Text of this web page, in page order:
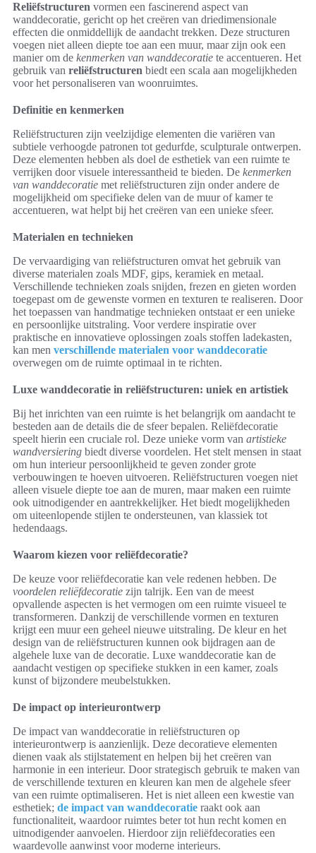
Reliëfstructuren vormen een fascinerend aspect van
wanddecoratie, gericht op het creëren van driedimensionale
effecten die onmiddellijk de aandacht trekken. Deze structuren
voegen niet alleen diepte toe aan een muur, maar zijn ook een
manier om de kenmerken van wanddecoratie te accentueren. Het
gebruik van reliëfstructuren biedt een scala aan mogelijkheden
voor het personaliseren van woonruimtes.
Definitie en kenmerken
Reliëfstructuren zijn veelzijdige elementen die variëren van
subtiele verhoogde patronen tot gedurfde, sculpturale ontwerpen.
Deze elementen hebben als doel de esthetiek van een ruimte te
verrijken door visuele interessantheid te bieden. De kenmerken
van wanddecoratie met reliëfstructuren zijn onder andere de
mogelijkheid om specifieke delen van de muur of kamer te
accentueren, wat helpt bij het creëren van een unieke sfeer.
Materialen en technieken
De vervaardiging van reliëfstructuren omvat het gebruik van
diverse materialen zoals MDF, gips, keramiek en metaal.
Verschillende technieken zoals snijden, frezen en gieten worden
toegepast om de gewenste vormen en texturen te realiseren. Door
het toepassen van handmatige technieken ontstaat er een unieke
en persoonlijke uitstraling. Voor verdere inspiratie over
praktische en innovatieve oplossingen zoals stoffen ladekasten,
kan men verschillende materialen voor wanddecoratie
overwegen om de ruimte optimaal in te richten.
Luxe wanddecoratie in reliëfstructuren: uniek en artistiek
Bij het inrichten van een ruimte is het belangrijk om aandacht te
besteden aan de details die de sfeer bepalen. Reliëfdecoratie
speelt hierin een cruciale rol. Deze unieke vorm van artistieke
wandversiering biedt diverse voordelen. Het stelt mensen in staat
om hun interieur persoonlijkheid te geven zonder grote
verbouwingen te hoeven uitvoeren. Reliëfstructuren voegen niet
alleen visuele diepte toe aan de muren, maar maken een ruimte
ook uitnodigender en aantrekkelijker. Het biedt mogelijkheden
om uiteenlopende stijlen te ondersteunen, van klassiek tot
hedendaags.
Waarom kiezen voor reliëfdecoratie?
De keuze voor reliëfdecoratie kan vele redenen hebben. De
voordelen reliëfdecoratie zijn talrijk. Een van de meest
opvallende aspecten is het vermogen om een ruimte visueel te
transformeren. Dankzij de verschillende vormen en texturen
krijgt een muur een geheel nieuwe uitstraling. De kleur en het
design van de reliëfstructuren kunnen ook bijdragen aan de
algehele luxe van de decoratie. Luxe wanddecoratie kan de
aandacht vestigen op specifieke stukken in een kamer, zoals
kunst of bijzondere meubelstukken.
De impact op interieurontwerp
De impact van wanddecoratie in reliëfstructuren op
interieurontwerp is aanzienlijk. Deze decoratieve elementen
dienen vaak als stijlstatement en helpen bij het creëren van
harmonie in een interieur. Door strategisch gebruik te maken van
de verschillende texturen en kleuren kan men de algehele sfeer
van een ruimte optimaliseren. Het is niet alleen een kwestie van
esthetiek; de impact van wanddecoratie raakt ook aan
functionaliteit, waardoor ruimtes beter tot hun recht komen en
uitnodigender aanvoelen. Hierdoor zijn reliëfdecoraties een
waardevolle aanwinst voor moderne interieurs.